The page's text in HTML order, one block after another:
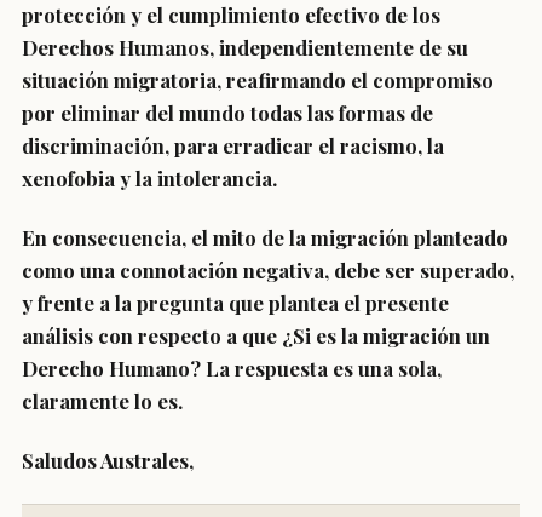
protección y el cumplimiento efectivo de los
Derechos Humanos, independientemente de su
situación migratoria, reafirmando el compromiso
por eliminar del mundo todas las formas de
discriminación, para erradicar el racismo, la
xenofobia y la intolerancia.
En consecuencia, el mito de la migración planteado
como una connotación negativa, debe ser superado,
y frente a la pregunta que plantea el presente
análisis con respecto a que ¿Si es la migración un
Derecho Humano? La respuesta es una sola,
claramente lo es.
Saludos Australes,